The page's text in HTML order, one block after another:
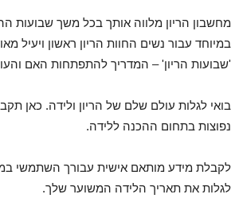
מחשבון הריון מלווה אותך בכל משך שבועות
במיוחד עבור נשים החוות הריון ראשון ויעיל
'שבועות הריון' – המדריך להתפתחות האם
בואי לגלות עולם שלם של הריון ולידה. כאן
נפוצות בתחום ההכנה ללידה.
לקבלת מידע מותאם אישית עבורך השתמשי
לגלות את תאריך הלידה המשוער שלך.